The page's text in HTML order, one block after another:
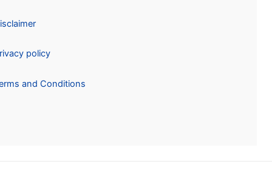
Disclaimer
Privacy policy
Terms and Conditions